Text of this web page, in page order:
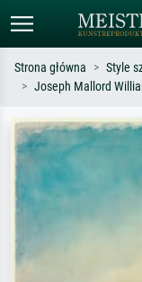
Szukaj wg artysty, tytułu
Monet, Gwiaździsta
impresjonizm, fala
Strona główna Style
Joseph Mallord